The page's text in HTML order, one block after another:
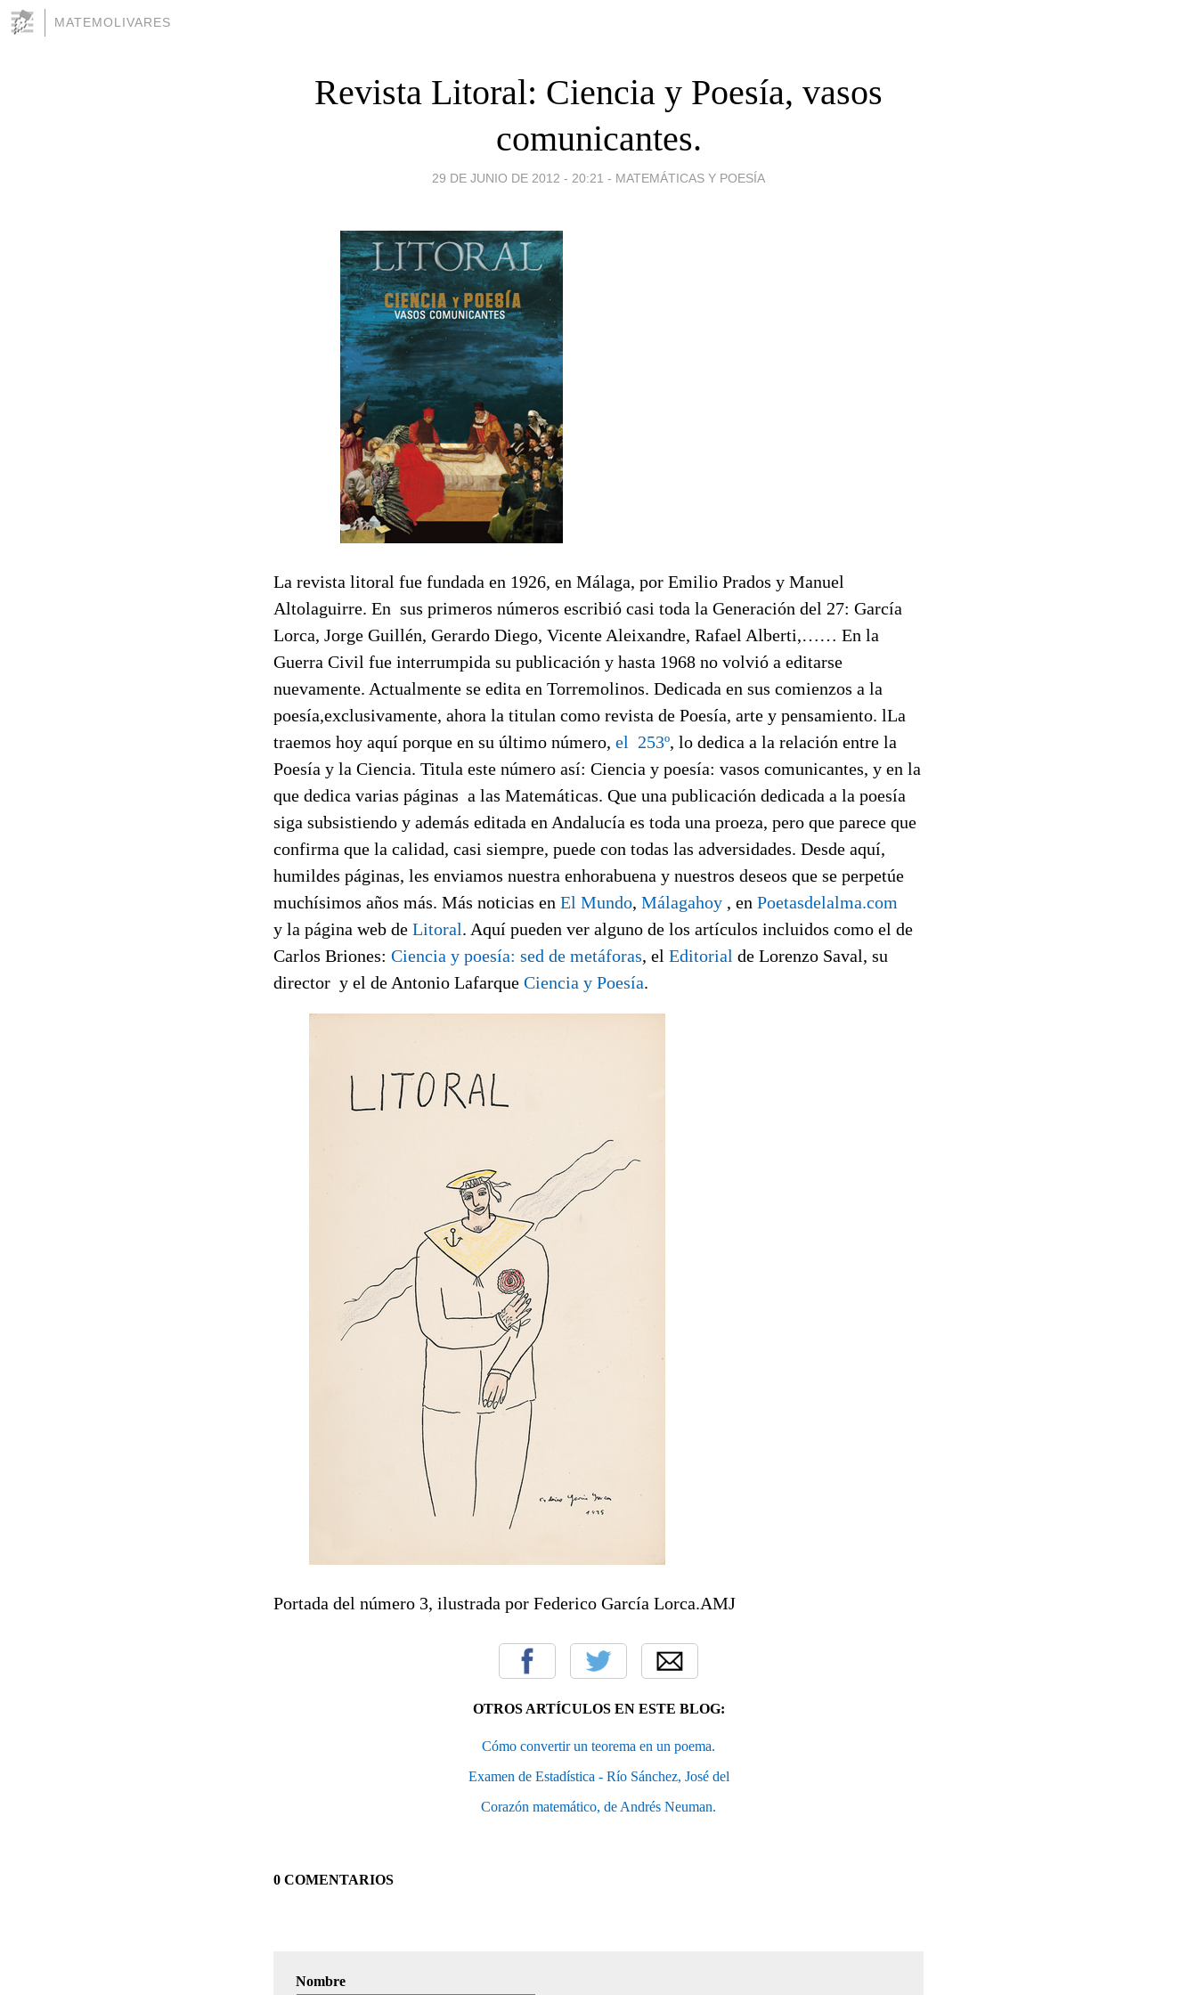
MATEMOLIVARES
Revista Litoral: Ciencia y Poesía, vasos
comunicantes.
29 DE JUNIO DE 2012 - 20:21 - MATEMÁTICAS Y POESÍA
La revista litoral fue fundada en 1926, en Málaga, por Emilio Prados y Manuel
Altolaguirre. En sus primeros números escribió casi toda la Generación del 27: García
Lorca, Jorge Guillén, Gerardo Diego, Vicente Aleixandre, Rafael Alberti,…… En la
Guerra Civil fue interrumpida su publicación y hasta 1968 no volvió a editarse
nuevamente. Actualmente se edita en Torremolinos. Dedicada en sus comienzos a la
poesía,exclusivamente, ahora la titulan como revista de Poesía, arte y pensamiento. lLa
traemos hoy aquí porque en su último número, el 253º, lo dedica a la relación entre la
Poesía y la Ciencia. Titula este número así: Ciencia y poesía: vasos comunicantes, y en la
que dedica varias páginas a las Matemáticas. Que una publicación dedicada a la poesía
siga subsistiendo y además editada en Andalucía es toda una proeza, pero que parece que
confirma que la calidad, casi siempre, puede con todas las adversidades. Desde aquí,
humildes páginas, les enviamos nuestra enhorabuena y nuestros deseos que se perpetúe
muchísimos años más. Más noticias en El Mundo, Málagahoy , en Poetasdelalma.com
y la página web de Litoral. Aquí pueden ver alguno de los artículos incluidos como el de
Carlos Briones: Ciencia y poesía: sed de metáforas, el Editorial de Lorenzo Saval, su
director y el de Antonio Lafarque Ciencia y Poesía.
Portada del número 3, ilustrada por Federico García Lorca.AMJ
OTROS ARTÍCULOS EN ESTE BLOG:
Cómo convertir un teorema en un poema.
Examen de Estadística - Río Sánchez, José del
Corazón matemático, de Andrés Neuman.
0 COMENTARIOS
Nombre